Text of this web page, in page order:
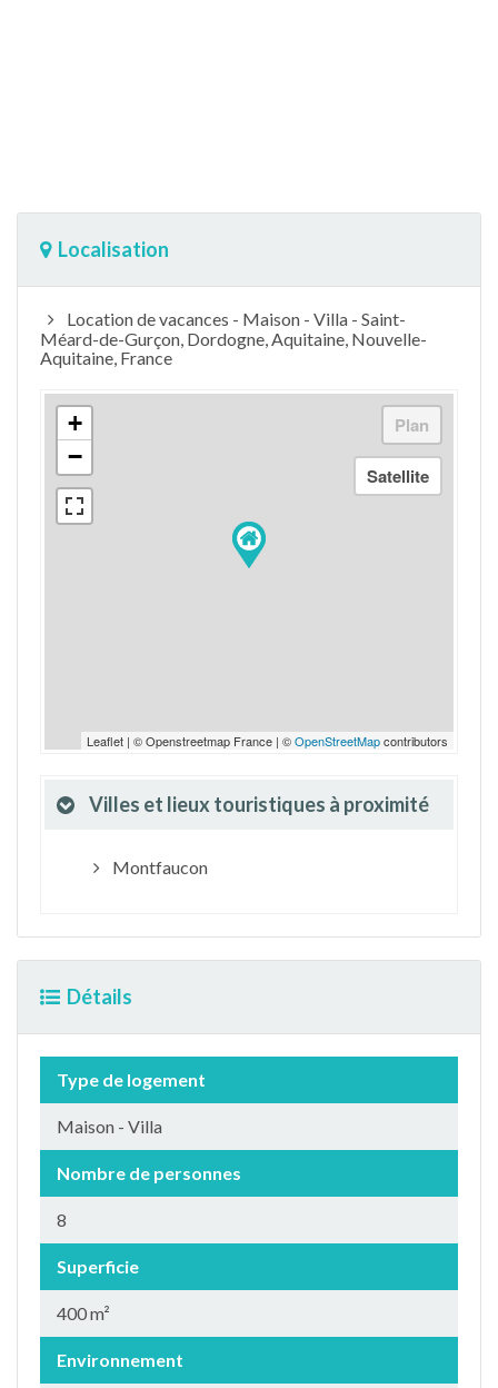
Localisation
Location de vacances - Maison - Villa - Saint-
Méard-de-Gurçon, Dordogne, Aquitaine, Nouvelle-
Aquitaine, France
+
−
Leaflet | © Openstreetmap France | ©OpenStreetMapcontributors
Villes et lieux touristiques à proximité
Montfaucon
Détails
Type de logement
Maison - Villa
Nombre de personnes
8
Superficie
400 m²
Environnement